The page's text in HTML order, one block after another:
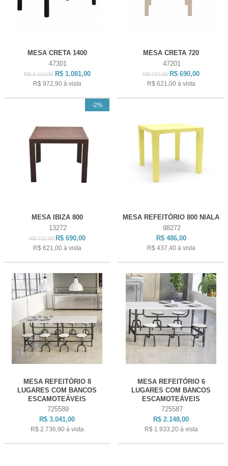
MESA CRETA 1400
47301
R$ 1.114,00 R$ 1.081,00
R$ 972,90à vista
MESA CRETA 720
47201
R$ 710,00 R$ 690,00
R$ 621,00à vista
-2%
MESA IBIZA 800
13272
R$ 711,00 R$ 690,00
R$ 621,00à vista
MESA REFEITÓRIO 800 NIALA
98272
R$ 486,00
R$ 437,40à vista
MESA REFEITÓRIO 8
LUGARES COM BANCOS
ESCAMOTEÁVEIS
725589
R$ 3.041,00
R$ 2.736,90à vista
MESA REFEITÓRIO 6
LUGARES COM BANCOS
ESCAMOTEÁVEIS
725587
R$ 2.148,00
R$ 1.933,20à vista